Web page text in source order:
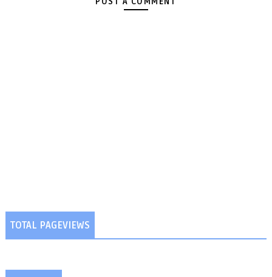
TOTAL PAGEVIEWS